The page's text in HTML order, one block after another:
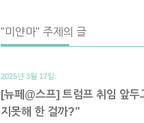
"미얀마" 주제의 글
2025년 3월 17일.
[뉴페@스프] 트럼프 취임 앞
지못해 한 걸까?”